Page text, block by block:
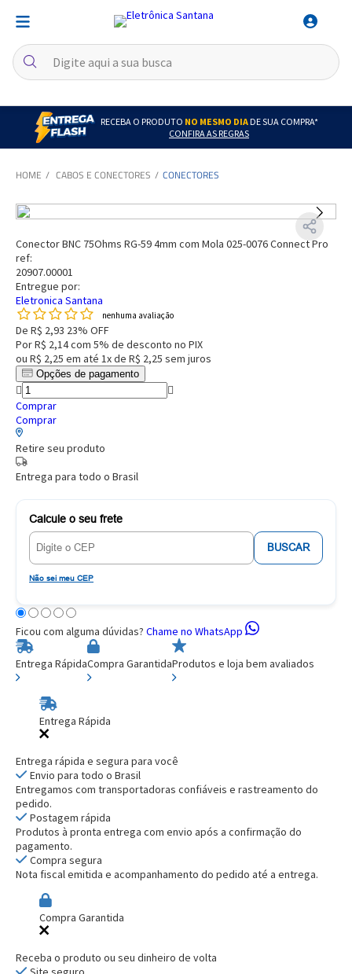
RECEBA O PRODUTO NO MESMO DIADE SUA COMPRA*
CONFIRA AS REGRAS
CABOS E CONECTORES CONECTORES
Conector BNC 75Ohms RG-59 4mm com Mola 025-0076 Connect Pro
ref:
20907.00001
Entregue por:
Eletronica Santana
nenhuma avaliação
De R$ 2,93 23% OFF
PorR$ 2,14com 5% de desconto no PIX
ou R$ 2,25 em até 1x de R$ 2,25 sem juros
Opções de pagamento
Comprar
Comprar
Retire seu produto
Entrega para todo o Brasil
Calcule o seu frete
BUSCAR
Não sei meu CEP
Ficou com alguma dúvidas? Chame no WhatsApp
Entrega RápidaCompra GarantidaProdutos e loja bem avaliados
Entrega Rápida
Entrega rápida e segura para você
Envio para todo o Brasil
Entregamos com transportadoras confiáveis e rastreamento do
pedido.
Postagem rápida
Produtos à pronta entrega com envio após a confirmação do
pagamento.
Compra segura
Nota fiscal emitida e acompanhamento do pedido até a entrega.
Compra Garantida
Receba o produto ou seu dinheiro de volta